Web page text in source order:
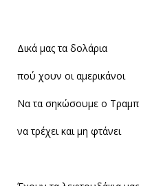
Δικά μας τα δολάρια
πού χουν οι αμερικάνοι
Να τα σηκώσουμε ο Τραμπ
να τρέχει και μη φτάνει